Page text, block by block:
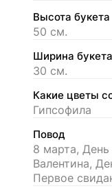
Высота букета
50 см.
Ширина букета
30 см.
Какие цветы
Гипсофила
Повод
8 марта,
Валентина,
Первое